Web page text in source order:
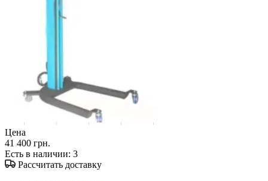
Цена
41 400 грн.
Есть в наличии: 3
Рассчитать доставку